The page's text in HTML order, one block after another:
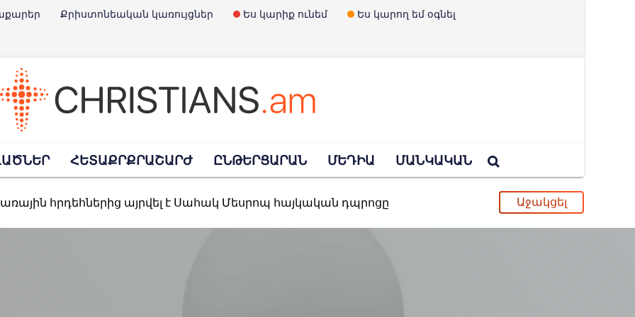
Քրիստոնեական կառույցներ Ես կարիք ունեմ Ես կարող եմ օգնել
ՀԵՏԱՔՐՔՐԱՇԱՐԺ ԸՆԹԵՐՑԱՐԱՆ ՄԵԴԻԱ ՄԱՆԿԱԿԱՆ
Չարլի Քըրքը
օրն է
հրդեհներից այրվել է Սահակ Մեսրոպ հայկական դպրոցը
տվեց նախագծին, որով արգելվում է «Child-Free» մնալու և երեխաներ չունենալու պրոպագանդան